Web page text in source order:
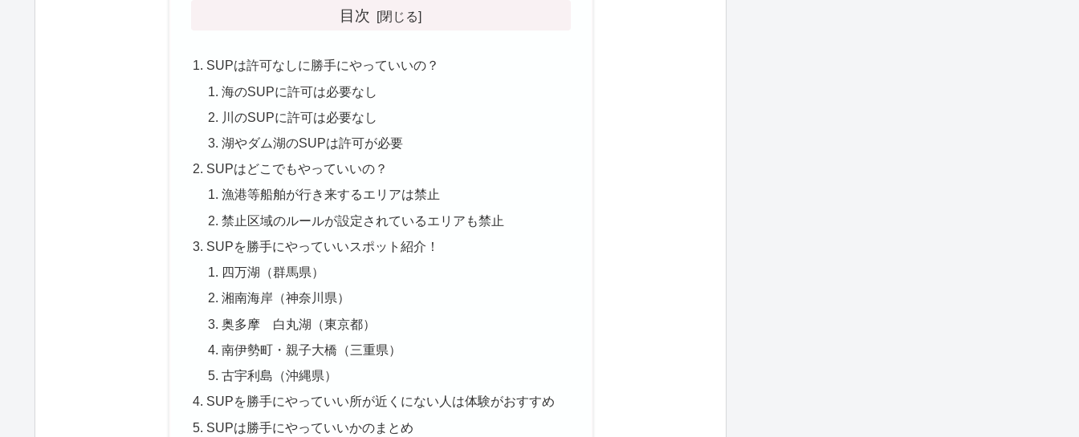
目次
SUPは許可なしに勝手にやっていいの？
海のSUPに許可は必要なし
川のSUPに許可は必要なし
湖やダム湖のSUPは許可が必要
SUPはどこでもやっていいの？
漁港等船舶が行き来するエリアは禁止
禁止区域のルールが設定されているエリアも禁止
SUPを勝手にやっていいスポット紹介！
四万湖（群馬県）
湘南海岸（神奈川県）
奥多摩 白丸湖（東京都）
南伊勢町・親子大橋（三重県）
古宇利島（沖縄県）
SUPを勝手にやっていい所が近くにない人は体験がおすすめ
SUPは勝手にやっていいかのまとめ